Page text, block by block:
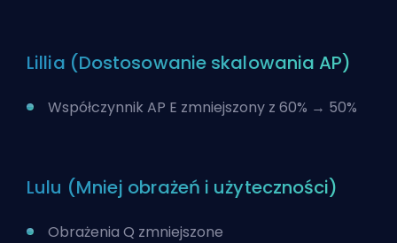
Lillia (Dostosowanie skalowania AP)
Współczynnik AP E zmniejszony z 60% → 50%
Lulu (Mniej obrażeń i użyteczności)
Obrażenia Q zmniejszone